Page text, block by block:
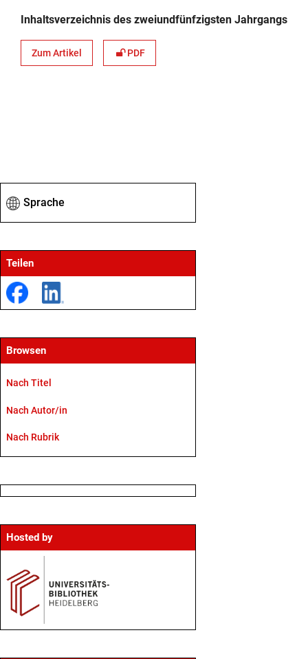
Inhaltsverzeichnis des zweiundfünfzigsten Jahrgangs
Zum Artikel PDF
Sprache
Teilen
Browsen
Nach Titel
Nach Autor/in
Nach Rubrik
Hosted by